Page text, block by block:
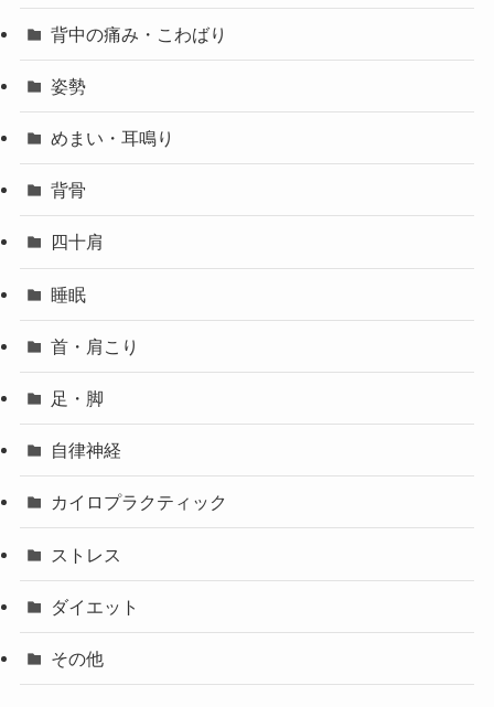
背中の痛み・こわばり
姿勢
めまい・耳鳴り
背骨
四十肩
睡眠
首・肩こり
足・脚
自律神経
カイロプラクティック
ストレス
ダイエット
その他